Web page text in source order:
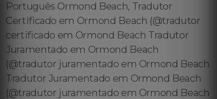
Português Ormond Beach, Tradutor
Certificado em Ormond Beach (@tradutor
certificado em Ormond Beach Tradutor
Juramentado em Ormond Beach
(@tradutor juramentado em Ormond Beach
Tradutor Juramentado em Ormond Beach
(@tradutor juramentado em Ormond Beach